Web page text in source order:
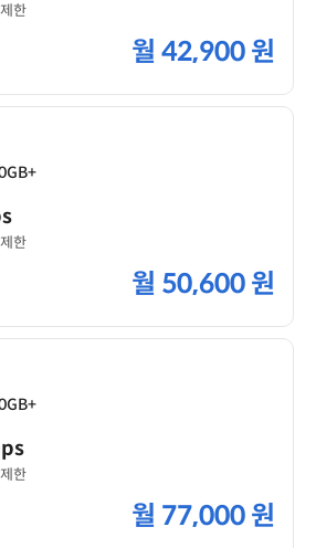
한
월 42,900 원
한
월 50,600 원
한
월 77,000 원